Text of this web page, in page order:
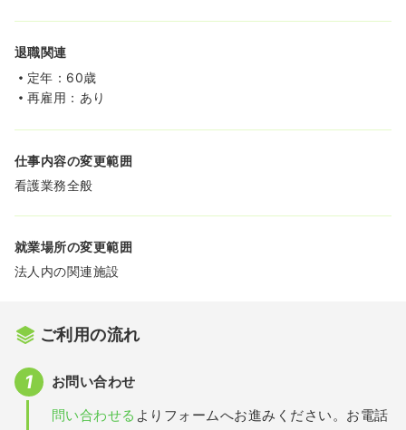
退職関連
定年：60歳
再雇用：あり
仕事内容の変更範囲
看護業務全般
就業場所の変更範囲
法人内の関連施設
ご利用の流れ
お問い合わせ
問い合わせる よりフォームへお進みください。お電話